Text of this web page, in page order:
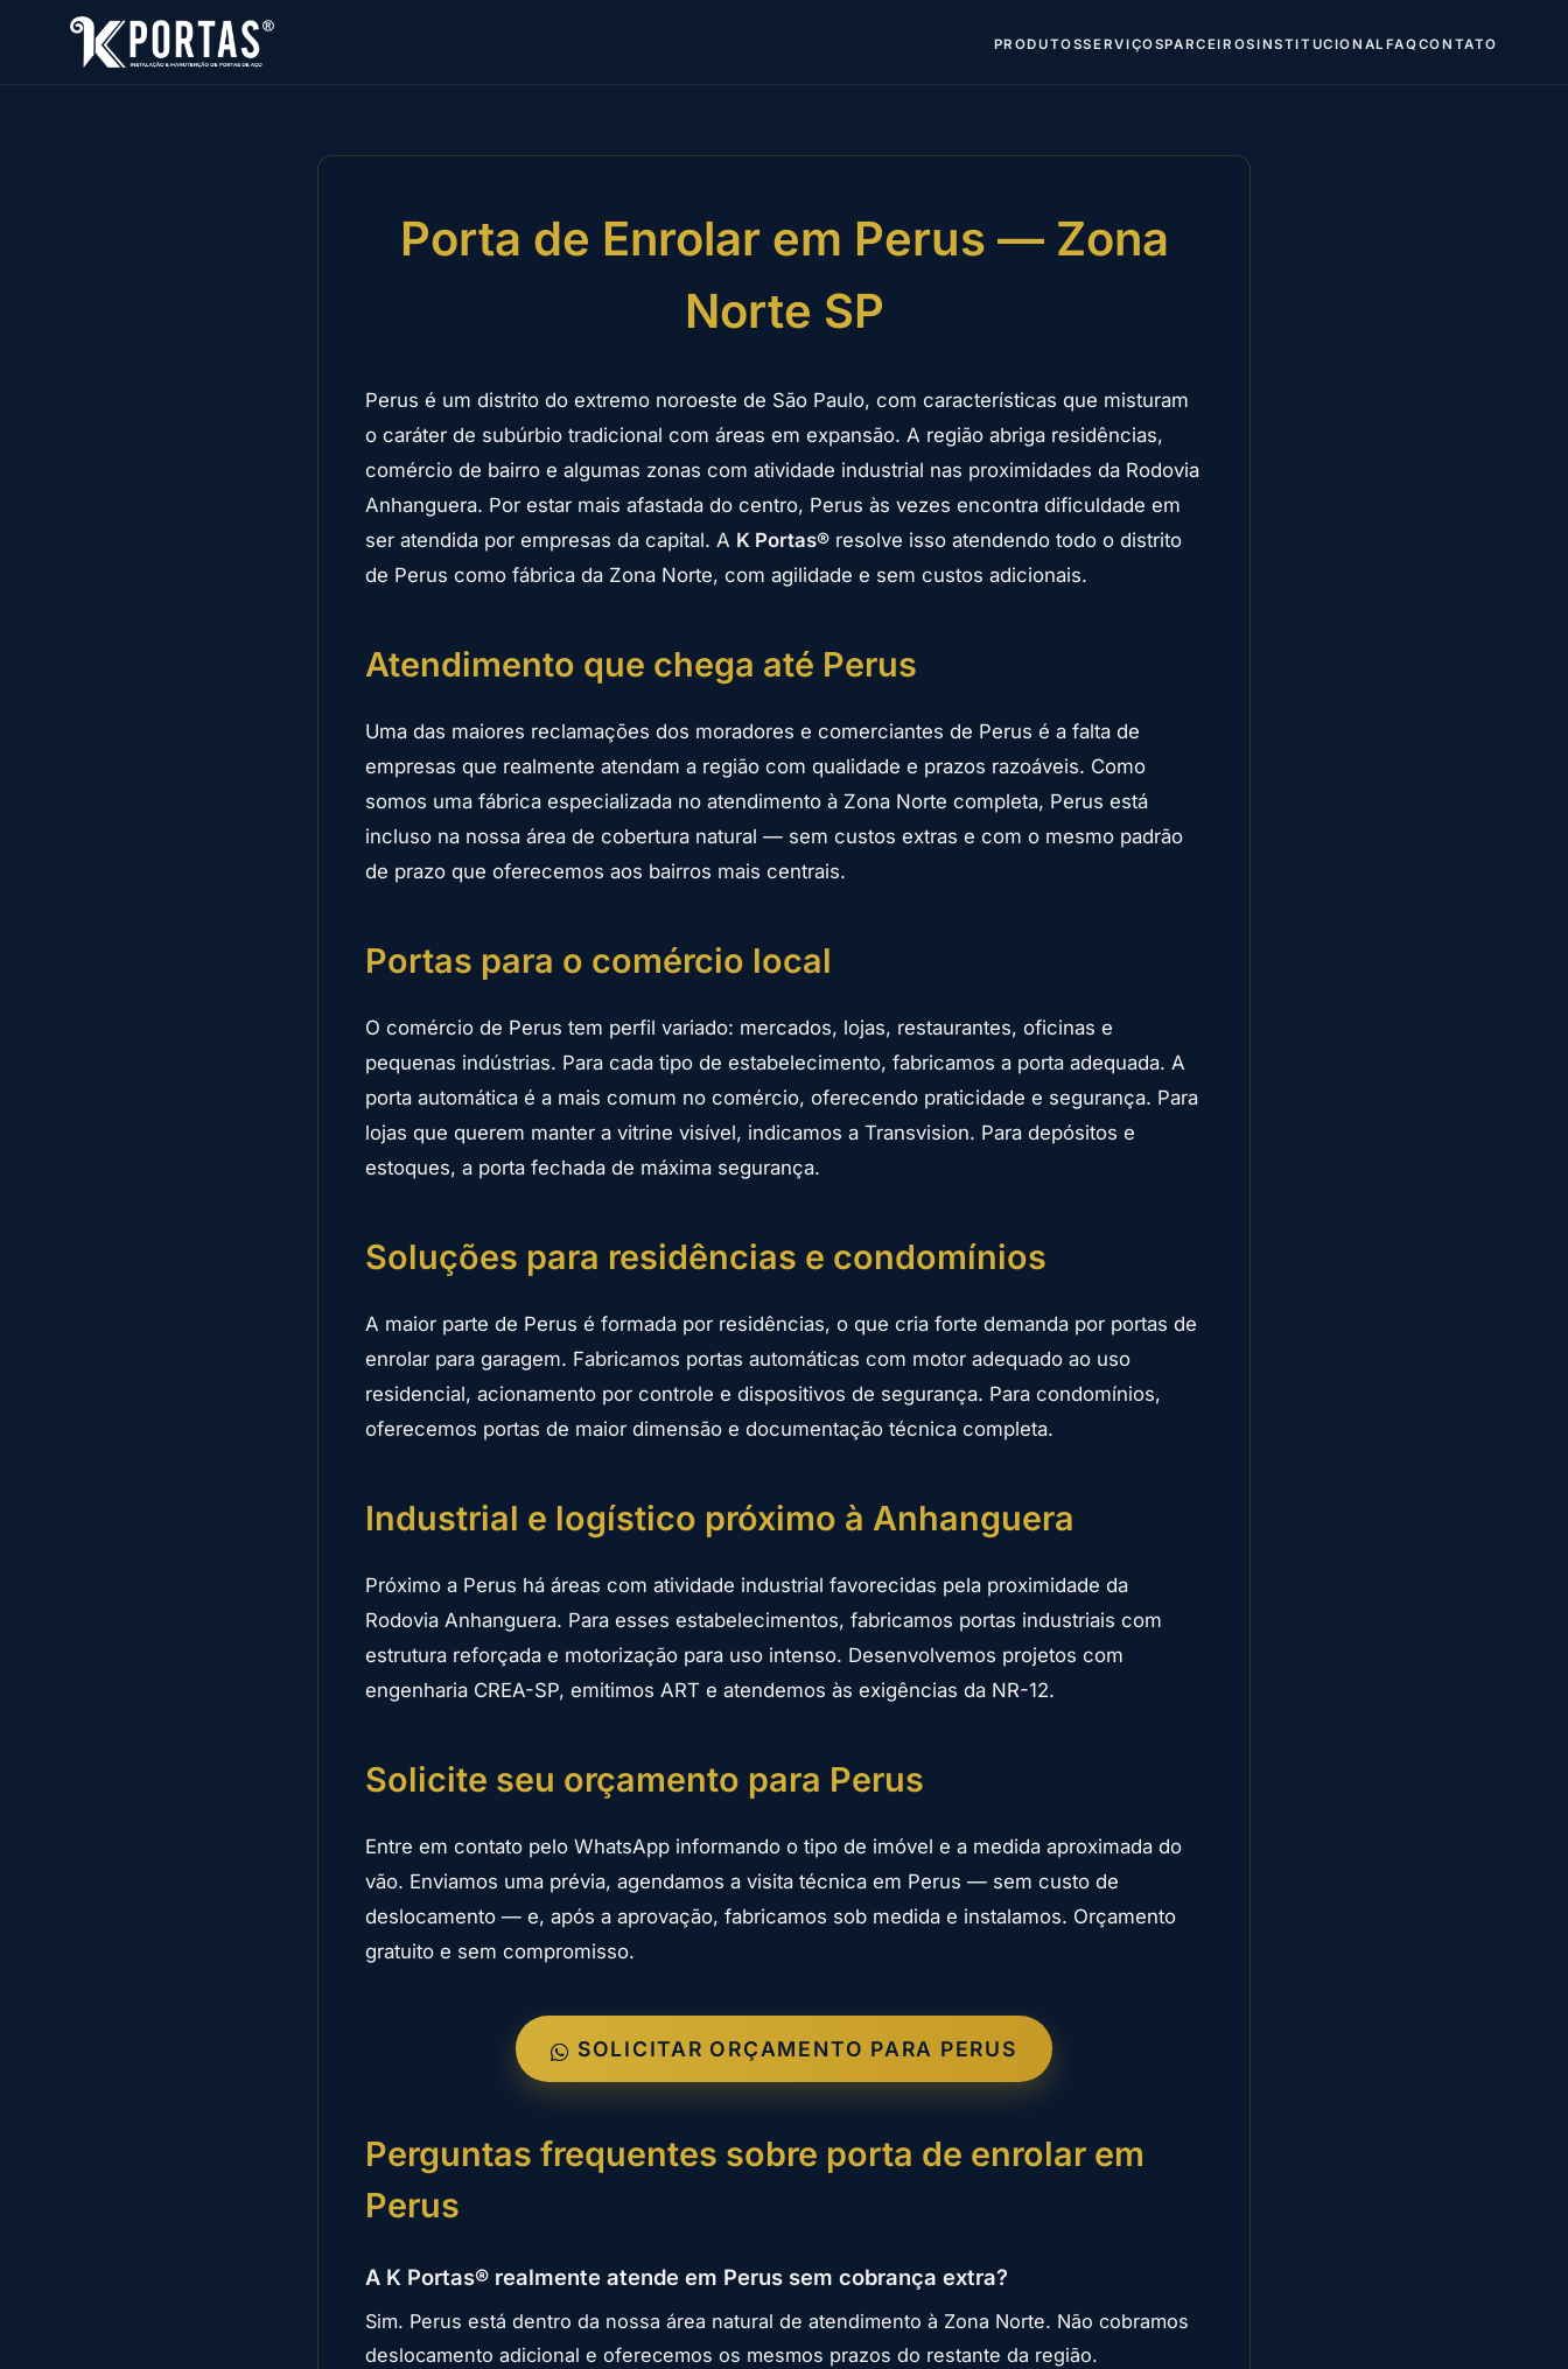
PRODUTOSSERVIÇOSPARCEIROS INSTITUCIONAL FAQCONTATO
Porta de Enrolar em Perus — Zona
Norte SP
Perus é um distrito do extremo noroeste de São Paulo, com características que misturam
o caráter de subúrbio tradicional com áreas em expansão. A região abriga residências,
comércio de bairro e algumas zonas com atividade industrial nas proximidades da Rodovia
Anhanguera. Por estar mais afastada do centro, Perus às vezes encontra dificuldade em
ser atendida por empresas da capital. A K Portas® resolve isso atendendo todo o distrito
de Perus como fábrica da Zona Norte, com agilidade e sem custos adicionais.
Atendimento que chega até Perus
Uma das maiores reclamações dos moradores e comerciantes de Perus é a falta de
empresas que realmente atendam a região com qualidade e prazos razoáveis. Como
somos uma fábrica especializada no atendimento à Zona Norte completa, Perus está
incluso na nossa área de cobertura natural — sem custos extras e com o mesmo padrão
de prazo que oferecemos aos bairros mais centrais.
Portas para o comércio local
O comércio de Perus tem perfil variado: mercados, lojas, restaurantes, oficinas e
pequenas indústrias. Para cada tipo de estabelecimento, fabricamos a porta adequada. A
porta automática é a mais comum no comércio, oferecendo praticidade e segurança. Para
lojas que querem manter a vitrine visível, indicamos a Transvision. Para depósitos e
estoques, a porta fechada de máxima segurança.
Soluções para residências e condomínios
A maior parte de Perus é formada por residências, o que cria forte demanda por portas de
enrolar para garagem. Fabricamos portas automáticas com motor adequado ao uso
residencial, acionamento por controle e dispositivos de segurança. Para condomínios,
oferecemos portas de maior dimensão e documentação técnica completa.
Industrial e logístico próximo à Anhanguera
Próximo a Perus há áreas com atividade industrial favorecidas pela proximidade da
Rodovia Anhanguera. Para esses estabelecimentos, fabricamos portas industriais com
estrutura reforçada e motorização para uso intenso. Desenvolvemos projetos com
engenharia CREA-SP, emitimos ART e atendemos às exigências da NR-12.
Solicite seu orçamento para Perus
Entre em contato pelo WhatsApp informando o tipo de imóvel e a medida aproximada do
vão. Enviamos uma prévia, agendamos a visita técnica em Perus — sem custo de
deslocamento — e, após a aprovação, fabricamos sob medida e instalamos. Orçamento
gratuito e sem compromisso.
SOLICITAR ORÇAMENTO PARA PERUS
Perguntas frequentes sobre porta de enrolar em
Perus
A K Portas® realmente atende em Perus sem cobrança extra?
Sim. Perus está dentro da nossa área natural de atendimento à Zona Norte. Não cobramos
deslocamento adicional e oferecemos os mesmos prazos do restante da região.